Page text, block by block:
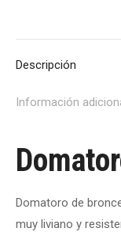
Descripción
Información
Domatoro de
muy liviano y